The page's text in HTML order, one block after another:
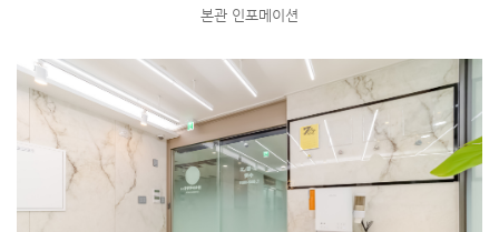
본관 인포메이션